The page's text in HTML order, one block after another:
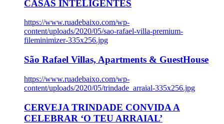
CASAS INTELIGENTES
https://www.ruadebaixo.com/wp-
content/uploads/2020/05/sao-rafael-villa-premium-
fileminimizer-335x256.jpg
São Rafael Villas, Apartments & GuestHouse
https://www.ruadebaixo.com/wp-
content/uploads/2020/05/trindade_arraial-335x256.jpg
CERVEJA TRINDADE CONVIDA A
CELEBRAR ‘O TEU ARRAIAL’